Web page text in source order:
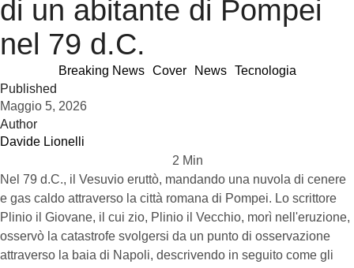
di un abitante di Pompei
nel 79 d.C.
Breaking News Cover News
Tecnologia
Published
Maggio 5, 2026
Author
Davide Lionelli
2 Min
Nel 79 d.C., il Vesuvio eruttò, mandando una nuvola di cenere
e gas caldo attraverso la città romana di Pompei. Lo scrittore
Plinio il Giovane, il cui zio, Plinio il Vecchio, morì nell'eruzione,
osservò la catastrofe svolgersi da un punto di osservazione
attraverso la baia di Napoli, descrivendo in seguito come gli